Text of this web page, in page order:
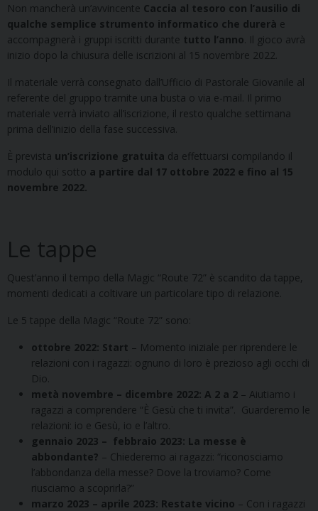
Non mancherà un’avvincente Caccia al tesoro con l’ausilio di
qualche semplice strumento informatico che durerà e
accompagnerà i gruppi iscritti durante tutto l’anno . Il gioco avrà
inizio dopo la chiusura delle iscrizioni al 15 novembre 2022.
Il materiale verrà consegnato dall’Ufficio di Pastorale Giovanile al
referente del gruppo tramite una busta o via e-mail. Il primo
materiale verrà inviato all’iscrizione, il resto qualche settimana
prima dell’inizio della fase successiva.
È prevista un’iscrizione gratuita da effettuarsi compilando il
modulo qui sotto a partire dal 17 ottobre 2022 e fino al 15
novembre 2022.
Le tappe
Quest’anno il tempo della Magic “Route 72” è scandito da tappe,
momenti dedicati a coltivare un particolare tipo di relazione.
Le 5 tappe della Magic “Route 72” sono:
ottobre 2022: Start – Momento iniziale per riprendere le
relazioni con i ragazzi: ognuno di loro è prezioso agli occhi di
Dio.
metà novembre – dicembre 2022: A 2 a 2 – Aiutiamo i
ragazzi a comprendere “È Gesù che ti invita”. Guarderemo le
relazioni: io e Gesù, io e l’altro.
gennaio 2023 – febbraio 2023: La messe è
abbondante? – Chiederemo ai ragazzi: “riconosciamo
l’abbondanza della messe? Dove la troviamo? Come
riusciamo a scoprirla?”
marzo 2023 – aprile 2023: Restate vicino – Con i ragazzi